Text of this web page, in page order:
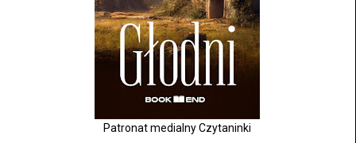
Patronat medialny Czytaninki